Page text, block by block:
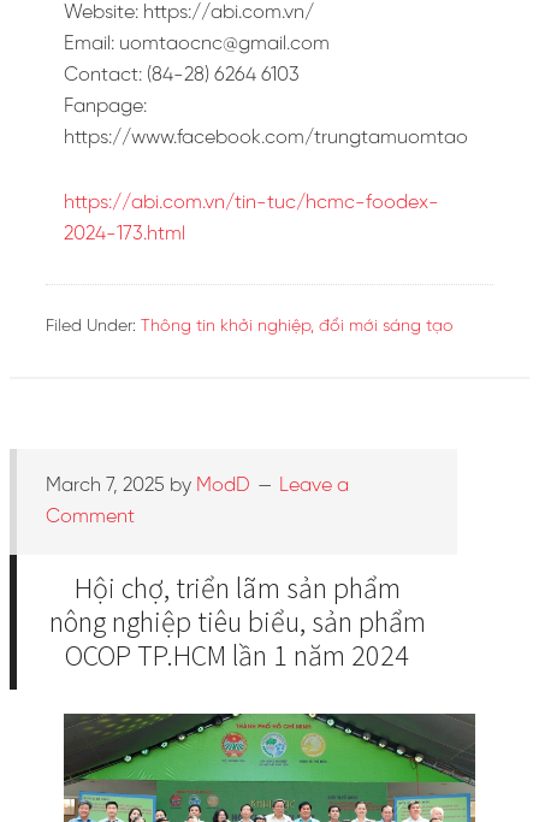
Website: https://abi.com.vn/
Email: uomtaocnc@gmail.com
Contact: (84-28) 6264 6103
Fanpage:
https://www.facebook.com/trungtamuomtao
https://abi.com.vn/tin-tuc/hcmc-foodex-
2024-173.html
Filed Under: Thông tin khởi nghiệp, đổi mới sáng tạo
March 7, 2025 by ModD
Leave a
Comment
Hội chợ, triển lãm sản phẩm
nông nghiệp tiêu biểu, sản phẩm
OCOP TP.HCM lần 1 năm 2024